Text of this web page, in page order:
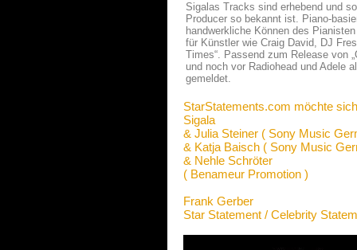
Sigalas Tracks sind erhebend und
Producer so bekannt ist. Piano-
handwerkliche Können des
für Künstler wie Craig David, DJ
Times“. Passend zum Release von
und noch vor Radiohead und Adele
gemeldet.
StarStatements.com möchte
Sigala
& Julia Steiner ( Sony Music
& Katja Baisch ( Sony Music
& Nehle Schröter
( Benameur Promotion )
Frank Gerber
Star Statement / Celebrity